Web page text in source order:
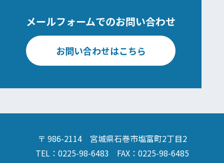
メールフォームでのお問い合わせ
お問い合わせはこちら
〒 986-2114 宮城県石巻市塩富町2丁目2
TEL：0225-98-6483 FAX：0225-98-6485